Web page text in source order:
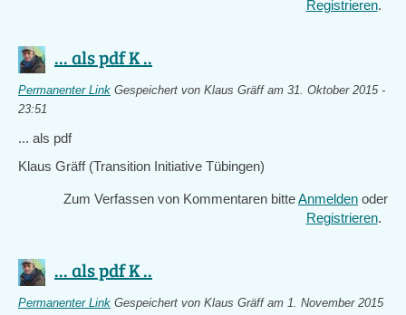
Registrieren.
... als pdf K ..
Permanenter Link Gespeichert von Klaus Gräffam 31. Oktober 2015 -
23:51
... als pdf
Klaus Gräff (Transition Initiative Tübingen)
Zum Verfassen von Kommentaren bitteAnmelden oder
Registrieren.
... als pdf K ..
Permanenter Link Gespeichert von Klaus Gräffam 1. November 2015